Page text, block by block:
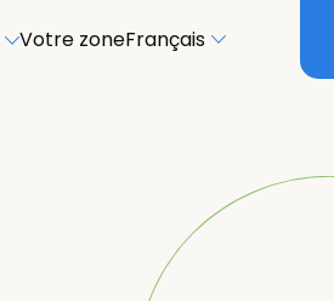
Votre zoneFrançais